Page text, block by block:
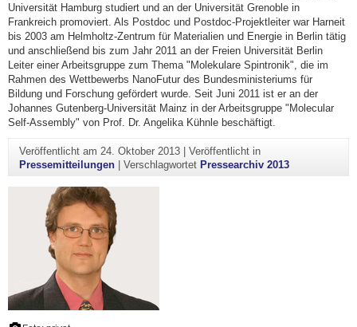
Universität Hamburg studiert und an der Universität Grenoble in
Frankreich promoviert. Als Postdoc und Postdoc-Projektleiter war Harneit
bis 2003 am Helmholtz-Zentrum für Materialien und Energie in Berlin tätig
und anschließend bis zum Jahr 2011 an der Freien Universität Berlin
Leiter einer Arbeitsgruppe zum Thema "Molekulare Spintronik", die im
Rahmen des Wettbewerbs NanoFutur des Bundesministeriums für
Bildung und Forschung gefördert wurde. Seit Juni 2011 ist er an der
Johannes Gutenberg-Universität Mainz in der Arbeitsgruppe "Molecular
Self-Assembly" von Prof. Dr. Angelika Kühnle beschäftigt.
Veröffentlicht am 24. Oktober 2013| Veröffentlicht in
Pressemitteilungen| Verschlagwortet Pressearchiv 2013